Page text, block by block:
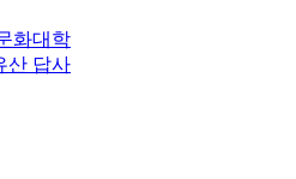
화대학
산 답사